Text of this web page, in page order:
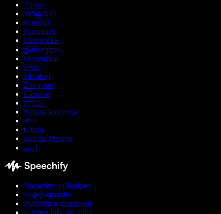
Türkçe
Tiếng Việt
Română
Português
Български
ქართული
Slovenčina
Eesti
Hrvatski
Ελληνικά
Lietuvių
עברית
Bahasa Indonesia
বাংলা
Català
Bahasa Melayu
اردو
Nastavitve piškotkov
Pogoji uporabe
Pravilnik o zasebnosti
© Speechify Inc 2026